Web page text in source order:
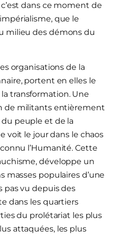
c’est dans ce moment de
que le
milieu des démons du
organisations de la
portent en elles le
transformation. Une
de militants entièrement
peuple et de la
voit le jour dans le chaos
l’Humanité. Cette
développe un
masses populaires d’une
pas vu depuis des
dans les quartiers
du prolétariat les plus
attaquées, les plus